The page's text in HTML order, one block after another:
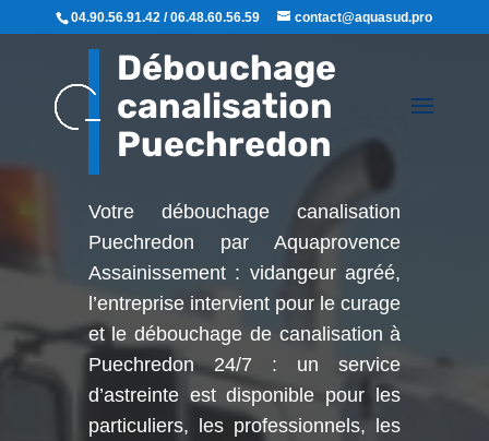
04.90.56.91.42 / 06.48.60.56.59 contact@aquasud.pro
Débouchage
canalisation
Puechredon
Votre débouchage canalisation
Puechredon par Aquaprovence
Assainissement : vidangeur agréé,
l’entreprise intervient pour le curage
et le débouchage de canalisation à
Puechredon 24/7 : un service
d’astreinte est disponible pour les
particuliers, les professionnels, les